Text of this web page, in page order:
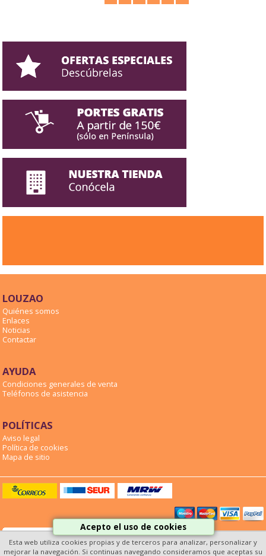
LOUZAO
Quiénes somos
Enlaces
Noticias
Contactar
AYUDA
Condiciones generales de venta
Teléfonos de asistencia
POLÍTICAS
Aviso legal
Política de cookies
Mapa de sitio
Acepto el uso de cookies
Esta web utiliza cookies propias y de terceros para analizar, personalizar y
mejorar la navegación. Si continuas navegando consideramos que aceptas su